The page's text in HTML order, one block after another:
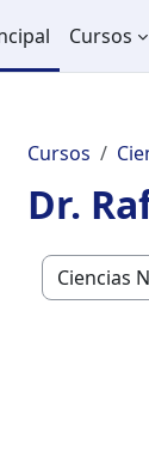
Cursos
Cursos
Dr.
Categorías